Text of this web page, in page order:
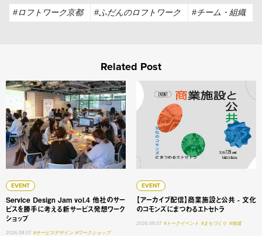
#ロフトワーク京都 #ふだんのロフトワーク #チーム・組織
Related Post
EVENT
Service Design Jam vol.4 他社のサー
ビスを勝手に考える新サービス発想ワーク
ショップ
2026.08.07 #サービスデザイン #ワークショップ
Service Design Jam vol.4 他社のサービスを勝手に考える
EVENT
【アーカイブ配信】商業施設と公共 - 文化
のコモンズにまつわるエトセトラ
2026.08.07 #トークイベント #まちづくり #地域
【アーカイブ配信】商業施